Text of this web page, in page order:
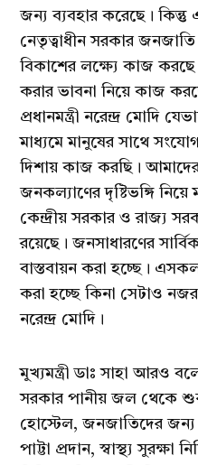
জন্য ব্যবহার করেছে। কিন্তু
নেতৃত্বাধীন সরকার
বিকাশের লক্ষ্যে কাজ
করার ভাবনা নিয়ে কাজ
প্রধানমন্ত্রী নরেন্দ্র মোদি
মাধ্যমে মানুষের সাথে
দিশায় কাজ করছি।
জনকল্যাণের দৃষ্টিভঙ্গি
কেন্দ্রীয় সরকার ও রাজ্য
রয়েছে। জনসাধারণের
বাস্তবায়ন করা হচ্ছে।
করা হচ্ছে কিনা সেটাও নজর
নরেন্দ্র মোদি।
মুখ্যমন্ত্রী ডাঃ সাহা আরও
সরকার পানীয় জল থেকে
হোস্টেল, জনজাতিদের জন্য
পাট্টা প্রদান, স্বাস্থ্য সুরক্ষা